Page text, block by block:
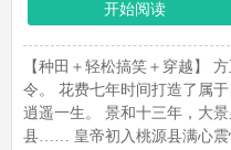
开始阅读
【种田＋轻松搞笑＋穿越】
令。 花费七年时间打造了属
逍遥一生。 景和十三年，大
县…… 皇帝初入桃源县满心震